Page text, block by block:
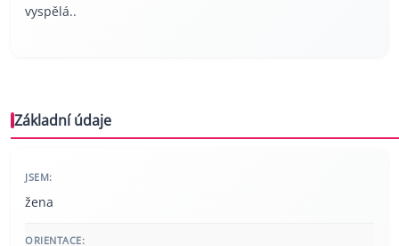
vyspělá..
Základní údaje
JSEM:
žena
ORIENTACE: